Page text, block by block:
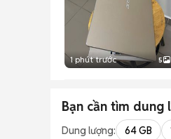
1 phút trước 5
Bạn cần tìm dung
Dung lượng: 64 GB